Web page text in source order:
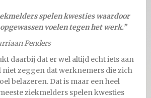
spelen kwesties waardoor
voelen tegen het werk.”
Penders
daarbij dat er wel altijd echt iets aan
niet zeggen dat werknemers die zich
belazeren. Dat is maar een heel
ziekmelders spelen kwesties